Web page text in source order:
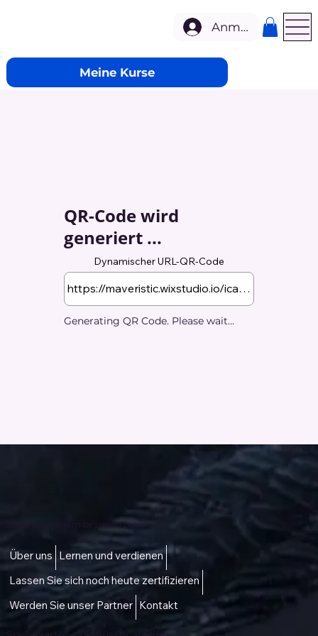
Meine Kurse
Anmelden
QR-Code wird
generiert ...
Dynamischer URL-QR-Code
Generating QR Code. Please wait...
Zugang zu einem besseren Leben
Über uns Lernen und verdienen
Lassen Sie sich noch heute zertifizieren
Werden Sie unser Partner Kontakt